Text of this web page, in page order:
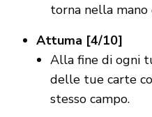
torna nella
Attuma [4/10]
Alla fine di ogni
delle tue carte
stesso campo.